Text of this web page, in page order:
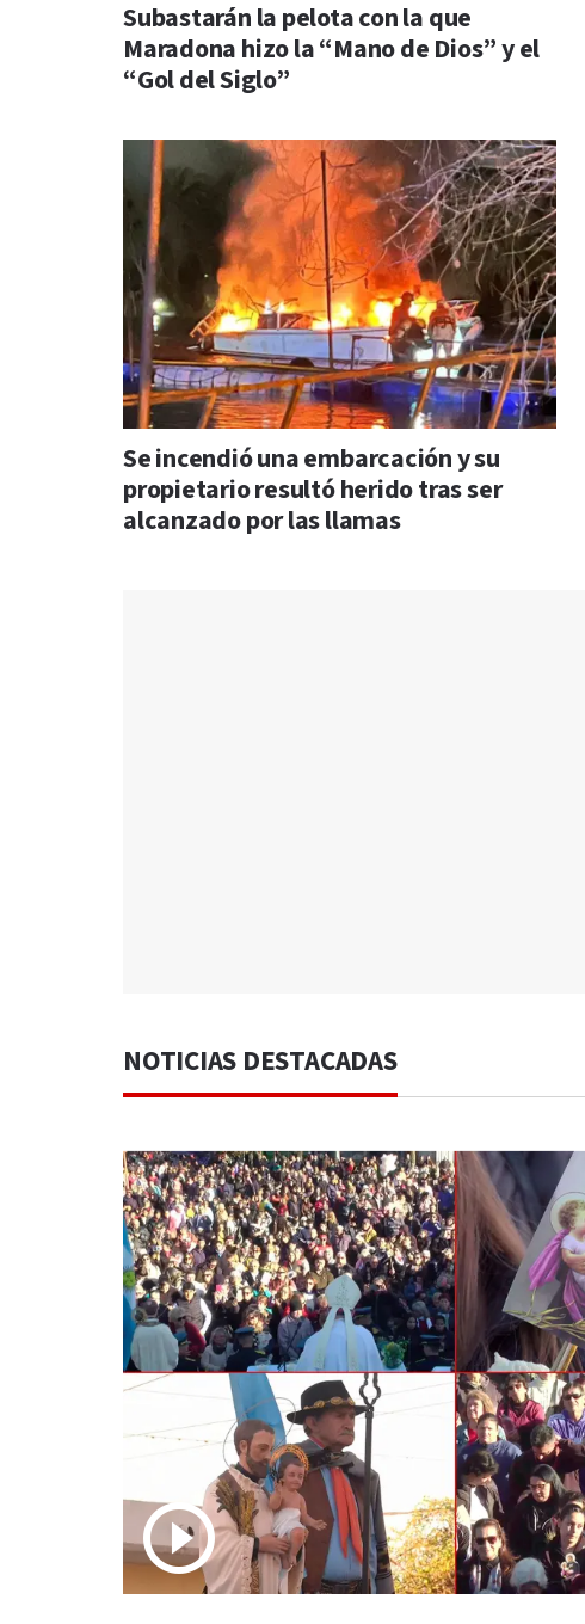
Subastarán la pelota con la que
Maradona hizo la “Mano de Dios” y el
“Gol del Siglo”
Se incendió una embarcación y su
propietario resultó herido tras ser
alcanzado por las llamas
NOTICIAS DESTACADAS